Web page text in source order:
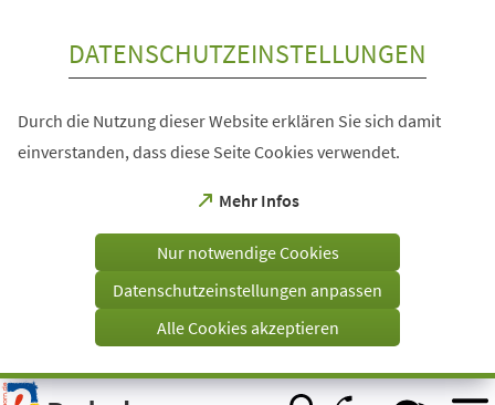
Visuelle
DATENSCHUTZEINSTELLUNGEN
Durch die Nutzung dieser Website erklären Sie sich damit
einverstanden, dass diese Seite Cookies verwendet.
Mehr Infos
(Öffnet
einem
Tab)
Nur notwendige Cookies
Datenschutzeinstellungen anpassen
Alle Cookies akzeptieren